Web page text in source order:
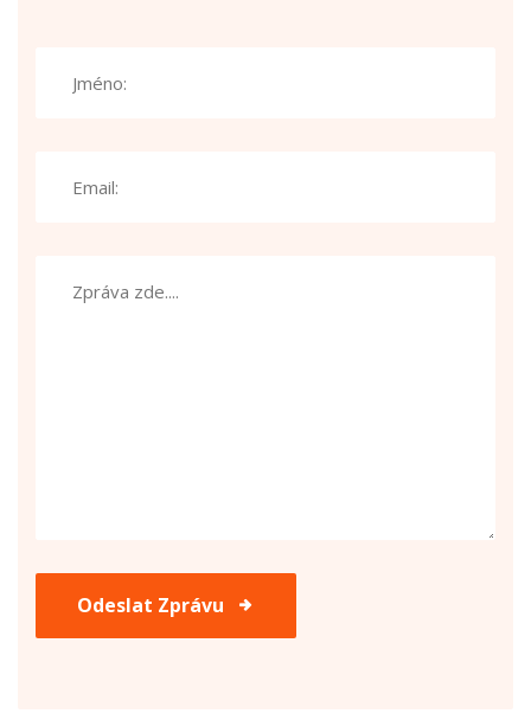
Odeslat Zprávu